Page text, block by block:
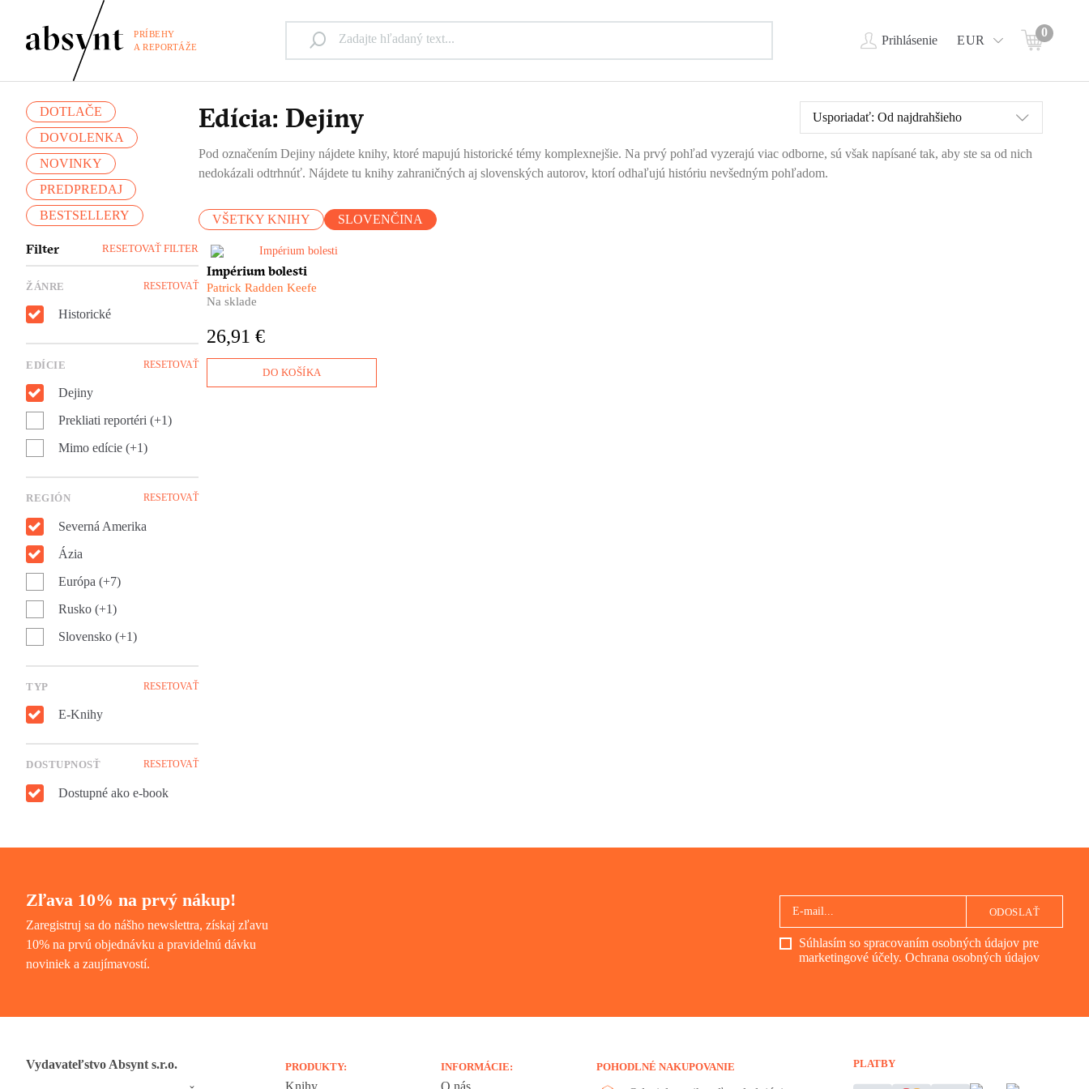
PRÍBEHY
A REPORTÁŽE
Prihlásenie EUR
0
DOTLAČE
DOVOLENKA
NOVINKY
PREDPREDAJ
BESTSELLERY
Filter RESETOVAŤ FILTER
ŽÁNRE RESETOVAŤ
Historické
EDÍCIE RESETOVAŤ
Dejiny
Prekliati reportéri (+1)
Mimo edície (+1)
REGIÓN RESETOVAŤ
Severná Amerika
Ázia
Európa (+7)
Rusko (+1)
Slovensko (+1)
TYP RESETOVAŤ
E-Knihy
DOSTUPNOSŤ RESETOVAŤ
Dostupné ako e-book
Edícia: Dejiny
Pod označením Dejiny nájdete knihy, ktoré mapujú historické témy komplexnejšie. Na prvý pohľad vyzerajú viac odborne, sú však napísané tak, aby ste sa od nich
nedokázali odtrhnúť. Nájdete tu knihy zahraničných aj slovenských autorov, ktorí odhaľujú históriu nevšedným pohľadom.
VŠETKY KNIHY SLOVENČINA
Usporiadať: Od najdrahšieho
​Rozdali stovky miliónov
dolárov a po celé desaťročia sa
ich meno spájalo s filantropiou.
sú vlastne Sacklerovci? Kde
ich meno súvisí so smrťou
Impérium bolesti
Patrick Radden Keefe
Na sklade
26,91 €
DO KOŠÍKA
Zľava 10% na prvý nákup!
Zaregistruj sa do nášho newslettra, získaj zľavu
10% na prvú objednávku a pravidelnú dávku
noviniek a zaujímavostí.
Súhlasím so spracovaním osobných údajov pre
marketingové účely. Ochrana osobných údajov
ODOSLAŤ
Vydavateľstvo Absynt s.r.o. PRODUKTY:
Knihy
INFORMÁCIE:
O nás
POHODLNÉ NAKUPOVANIE PLATBY